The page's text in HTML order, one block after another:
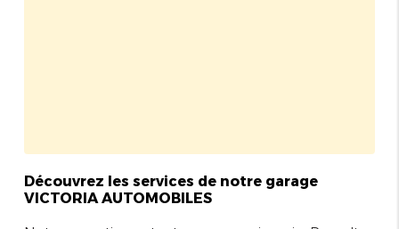
Découvrez les services de notre garage
VICTORIA AUTOMOBILES